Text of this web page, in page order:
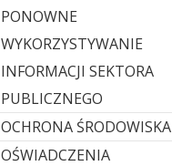
PONOWNE
WYKORZYSTYWANIE
INFORMACJI SEKTORA
PUBLICZNEGO
OCHRONA ŚRODOWISKA
OŚWIADCZENIA